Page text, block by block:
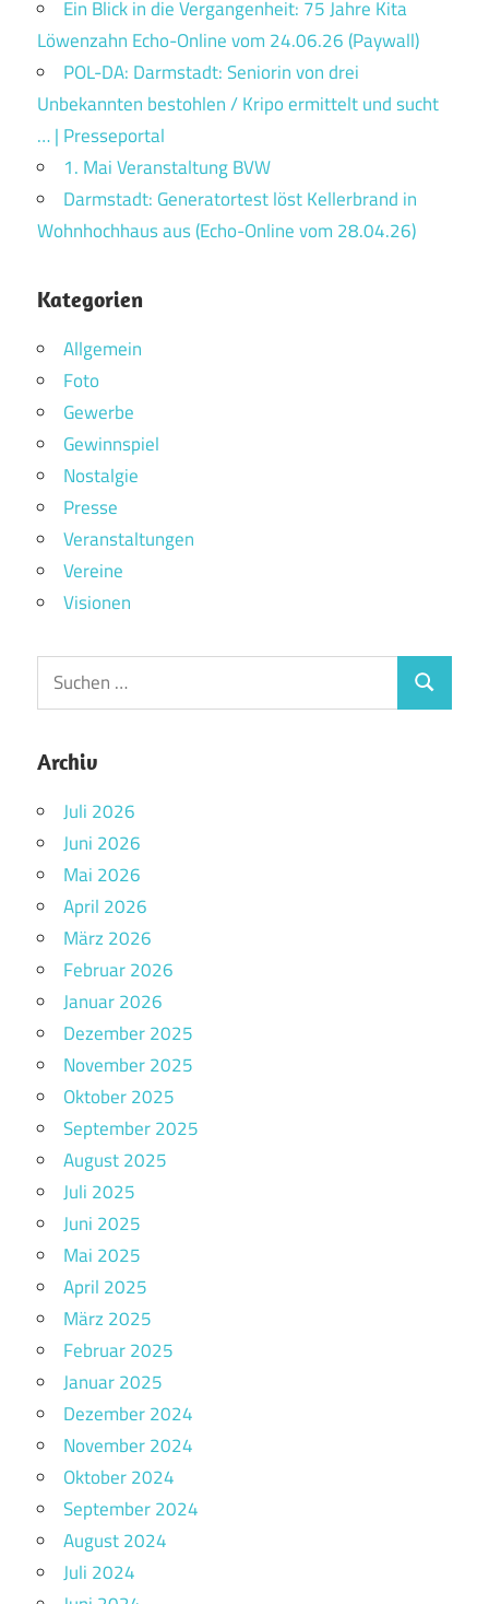
Ein Blick in die Vergangenheit: 75 Jahre Kita
Löwenzahn Echo-Online vom 24.06.26 (Paywall)
POL-DA: Darmstadt: Seniorin von drei
Unbekannten bestohlen / Kripo ermittelt und sucht
… | Presseportal
1. Mai Veranstaltung BVW
Darmstadt: Generatortest löst Kellerbrand in
Wohnhochhaus aus (Echo-Online vom 28.04.26)
Kategorien
Allgemein
Foto
Gewerbe
Gewinnspiel
Nostalgie
Presse
Veranstaltungen
Vereine
Visionen
Archiv
Juli 2026
Juni 2026
Mai 2026
April 2026
März 2026
Februar 2026
Januar 2026
Dezember 2025
November 2025
Oktober 2025
September 2025
August 2025
Juli 2025
Juni 2025
Mai 2025
April 2025
März 2025
Februar 2025
Januar 2025
Dezember 2024
November 2024
Oktober 2024
September 2024
August 2024
Juli 2024